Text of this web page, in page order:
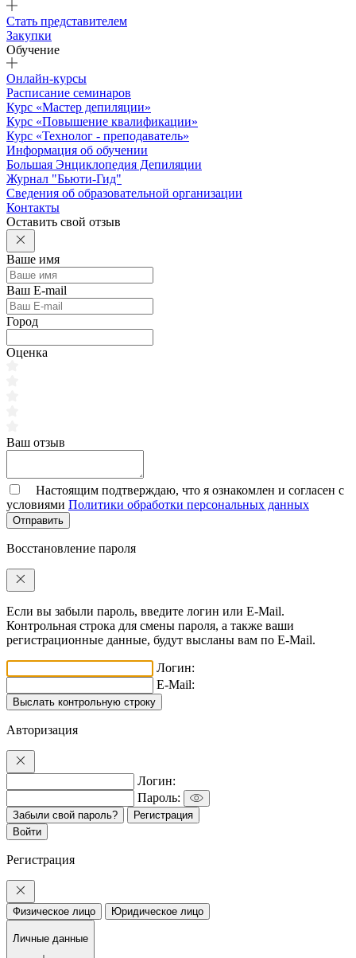
Стать представителем
Закупки
Обучение
Онлайн-курсы
Расписание семинаров
Курс «Мастер депиляции»
Курс «Повышение квалификации»
Курс «Технолог - преподаватель»
Информация об обучении
Большая Энциклопедия Депиляции
Журнал "Бьюти-Гид"
Сведения об образовательной организации
Контакты
Оставить свой отзыв
Ваше имя
Ваш E-mail
Город
Оценка
Ваш отзыв
Настоящим подтверждаю, что я ознакомлен и согласен с
условиями Политики обработки персональных данных
Отправить
Восстановление пароля
Если вы забыли пароль, введите логин или E-Mail.
Контрольная строка для смены пароля, а также ваши
регистрационные данные, будут высланы вам по E-Mail.
Логин:
E-Mail:
Авторизация
Логин:
Пароль:
Забыли свой пароль? Регистрация
Регистрация
Физическое лицо Юридическое лицо
Личные данные